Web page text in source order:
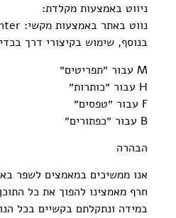
ניווט באמצעות מקלדת:
נווט באתר באמצעות מקשי: Tab | Shift + Tab| Esc | Enter
בנוסף, שימוש בקיצורי דרך
M עבור ״תפריטים״
H עבור ״כותרות״
F עבור ״טפסים״
B עבור ״כפתורים״
הבהרה
אנו ממשיכים במאמצים לשפר
חרף מאמצינו להפוך את כל
במידה ונתקלתם בקשיים בכל